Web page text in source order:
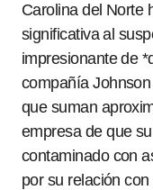
Carolina del Norte
significativa al
impresionante de
compañía
que suman
empresa de que
contaminado con
por su relación con